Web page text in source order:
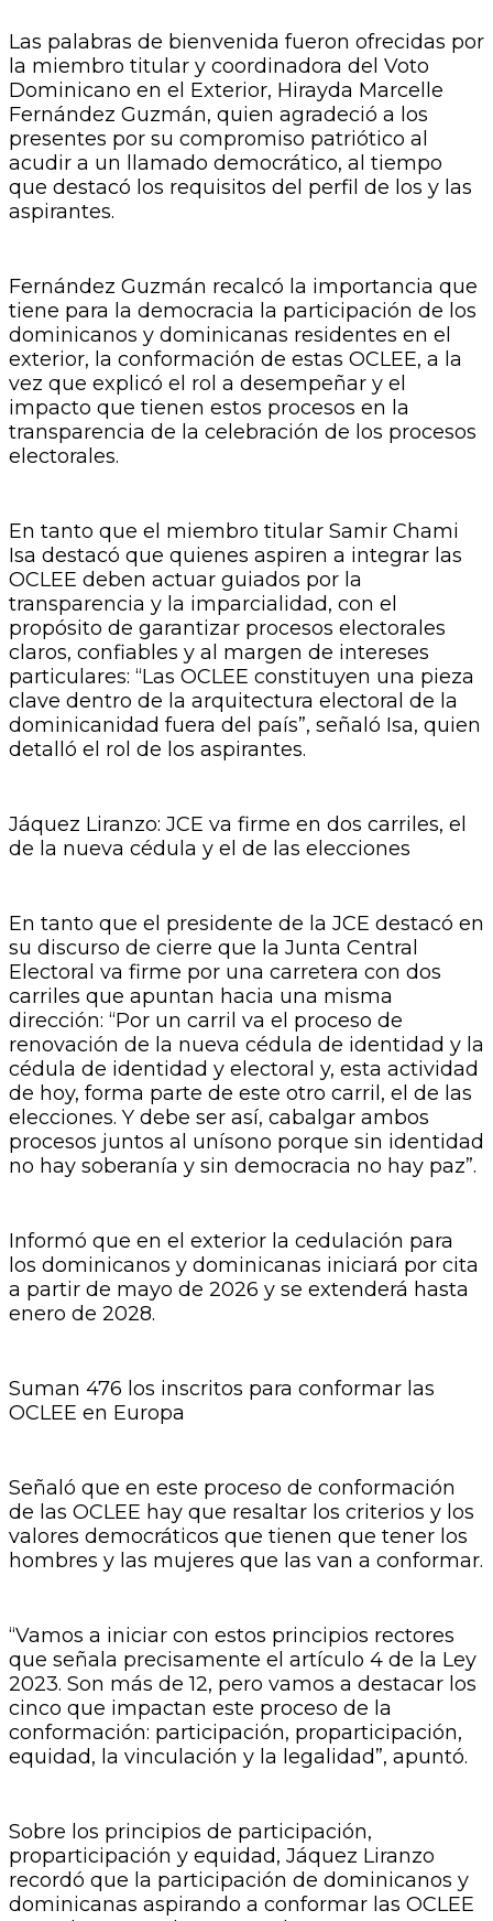
Las palabras de bienvenida fueron ofrecidas por
la miembro titular y coordinadora del Voto
Dominicano en el Exterior, Hirayda Marcelle
Fernández Guzmán, quien agradeció a los
presentes por su compromiso patriótico al
acudir a un llamado democrático, al tiempo
que destacó los requisitos del perfil de los y las
aspirantes.
Fernández Guzmán recalcó la importancia que
tiene para la democracia la participación de los
dominicanos y dominicanas residentes en el
exterior, la conformación de estas OCLEE, a la
vez que explicó el rol a desempeñar y el
impacto que tienen estos procesos en la
transparencia de la celebración de los procesos
electorales.
En tanto que el miembro titular Samir Chami
Isa destacó que quienes aspiren a integrar las
OCLEE deben actuar guiados por la
transparencia y la imparcialidad, con el
propósito de garantizar procesos electorales
claros, confiables y al margen de intereses
particulares: “Las OCLEE constituyen una pieza
clave dentro de la arquitectura electoral de la
dominicanidad fuera del país”, señaló Isa, quien
detalló el rol de los aspirantes.
Jáquez Liranzo: JCE va firme en dos carriles, el
de la nueva cédula y el de las elecciones
En tanto que el presidente de la JCE destacó en
su discurso de cierre que la Junta Central
Electoral va firme por una carretera con dos
carriles que apuntan hacia una misma
dirección: “Por un carril va el proceso de
renovación de la nueva cédula de identidad y la
cédula de identidad y electoral y, esta actividad
de hoy, forma parte de este otro carril, el de las
elecciones. Y debe ser así, cabalgar ambos
procesos juntos al unísono porque sin identidad
no hay soberanía y sin democracia no hay paz”.
Informó que en el exterior la cedulación para
los dominicanos y dominicanas iniciará por cita
a partir de mayo de 2026 y se extenderá hasta
enero de 2028.
Suman 476 los inscritos para conformar las
OCLEE en Europa
Señaló que en este proceso de conformación
de las OCLEE hay que resaltar los criterios y los
valores democráticos que tienen que tener los
hombres y las mujeres que las van a conformar.
“Vamos a iniciar con estos principios rectores
que señala precisamente el artículo 4 de la Ley
2023. Son más de 12, pero vamos a destacar los
cinco que impactan este proceso de la
conformación: participación, proparticipación,
equidad, la vinculación y la legalidad”, apuntó.
Sobre los principios de participación,
proparticipación y equidad, Jáquez Liranzo
recordó que la participación de dominicanos y
dominicanas aspirando a conformar las OCLEE